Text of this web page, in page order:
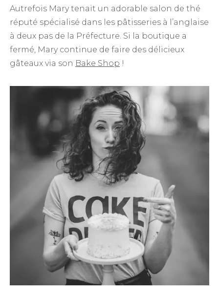
Autrefois Mary tenait un adorable salon de thé
réputé spécialisé dans les pâtisseries à l’anglaise
à deux pas de la Préfecture. Si la boutique a
fermé, Mary continue de faire des délicieux
gâteaux via son Bake Shop !